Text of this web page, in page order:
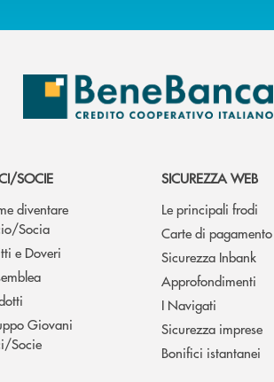
SOCIE
diventare
Socia
e Doveri
Giovani
Socie
SICUREZZA WEB
Le principali frodi
Carte di pagamento
Sicurezza Inbank
Approfondimenti
I Navigati
Sicurezza imprese
Bonifici istantanei